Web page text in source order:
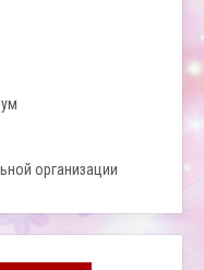
организации